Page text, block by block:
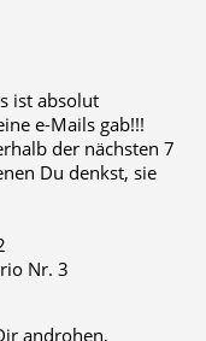
ist absolut
e-Mails gab!!!
der nächsten 7
Du denkst, sie
Nr. 3
androhen,